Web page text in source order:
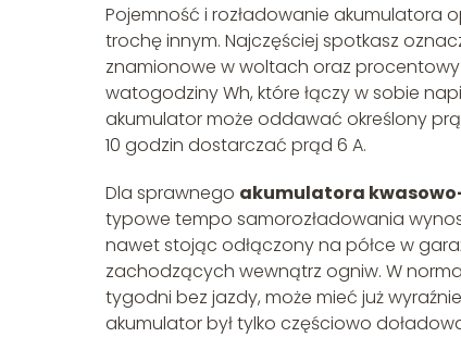
Pojemność i rozładowanie akumulatora
trochę innym. Najczęściej spotkasz
znamionowe w woltach oraz procentowy
watogodziny Wh, które łączy w sobie
akumulator może oddawać określony
10 godzin dostarczać prąd 6 A.
Dla sprawnego akumulatora
typowe tempo samorozładowania
nawet stojąc odłączony na półce w
zachodzących wewnątrz ogniw. W
tygodni bez jazdy, może mieć już
akumulator był tylko częściowo